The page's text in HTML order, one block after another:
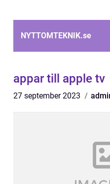
NYTTOMTEKNIK.se
appar till apple tv
27 september 2023